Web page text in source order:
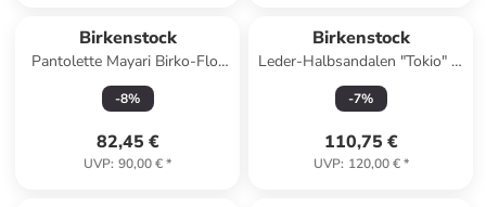
Birkenstock
Pantolette Mayari Birko-Flor
normal in schwarz
-8%
82,45 €
UVP: 90,00 €*
Birkenstock
Leder-Halbsandalen "Tokio" in
Schwarz
-7%
110,75 €
UVP: 120,00 €*